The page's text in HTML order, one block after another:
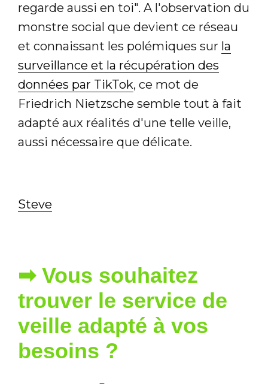
regarde aussi en toi". A l'observation du
monstre social que devient ce réseau
et connaissant les polémiques sur la
surveillance et la récupération des
données par TikTok, ce mot de
Friedrich Nietzsche semble tout à fait
adapté aux réalités d'une telle veille,
aussi nécessaire que délicate.
Steve